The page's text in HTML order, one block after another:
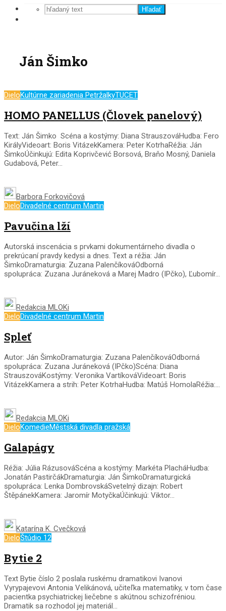
Hľadať
Ján Šimko
DieloKultúrne zariadenia PetržalkyTUCET
HOMO PANELLUS (Človek panelový)
Text: Ján Šimko Scéna a kostýmy: Diana StrauszováHudba: Fero
KirályVideoart: Boris VitázekKamera: Peter KotrhaRéžia: Ján
ŠimkoÚčinkujú: Edita Koprivčević Borsová, Braňo Mosný, Daniela
Gudabová, Peter...
Barbora Forkovičová
DieloDivadelné centrum Martin
Pavučina lží
Autorská inscenácia s prvkami dokumentárneho divadla o
prekrúcaní pravdy kedysi a dnes. Text a réžia: Ján
ŠimkoDramaturgia: Zuzana PalenčíkováOdborná
spolupráca: Zuzana Juráneková a Marej Madro (IPčko), Ľubomír...
Redakcia MLOKi
DieloDivadelné centrum Martin
Spleť
Autor: Ján ŠimkoDramaturgia: Zuzana PalenčíkováOdborná
spolupráca: Zuzana Juráneková (IPčko)Scéna: Diana
StrauszováKostýmy: Veronika VartíkováVideoart: Boris
VitázekKamera a strih: Peter KotrhaHudba: Matúš HomolaRéžia:...
Redakcia MLOKi
DieloKomedieMěstská divadla pražská
Galapágy
Réžia: Júlia RázusováScéna a kostýmy: Markéta PlacháHudba:
Jonatán PastirčákDramaturgia: Ján ŠimkoDramaturgická
spolupráca: Lenka DombrovskáSvetelný dizajn: Robert
ŠtěpánekKamera: Jaromír MotyčkaÚčinkujú: Viktor...
Katarína K. Cvečková
DieloŠtúdio 12
Bytie 2
Text Bytie číslo 2 poslala ruskému dramatikovi Ivanovi
Vyrypajevovi Antonia Velikánová, učiteľka matematiky, v tom čase
pacientka psychiatrickej liečebne s akútnou schizofréniou.
Dramatik sa rozhodol jej materiál...